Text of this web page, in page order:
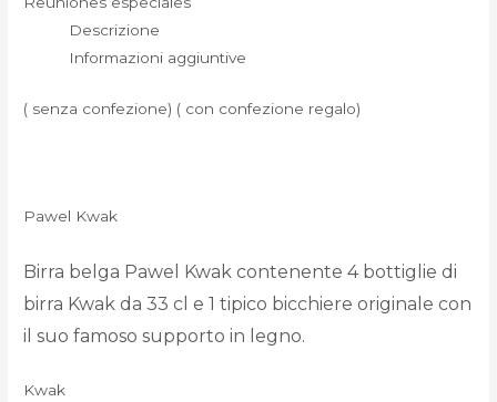
Descrizione
Informazioni aggiuntive
( senza confezione) ( con confezione regalo)
Pawel Kwak
Birra belga Pawel Kwak contenente 4 bottiglie di
birra Kwak da 33 cl e 1 tipico bicchiere originale con
il suo famoso supporto in legno.
Kwak